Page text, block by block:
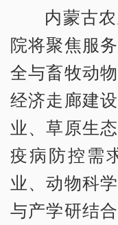
内蒙古
院将聚焦服
全与畜牧动
经济走廊建
业、草原生
疫病防控需
业、动物科
与产学研结